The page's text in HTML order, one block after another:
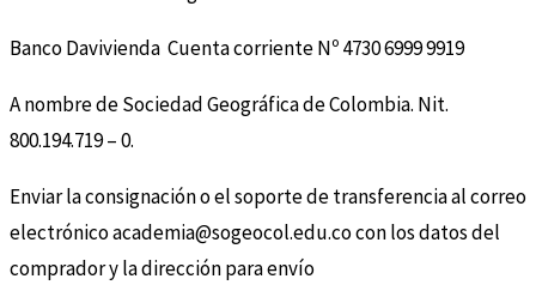
Banco Davivienda Cuenta corriente Nº 4730 6999 9919
A nombre de Sociedad Geográfica de Colombia. Nit.
800.194.719 – 0.
Enviar la consignación o el soporte de transferencia al correo
electrónico academia@sogeocol.edu.co con los datos del
comprador y la dirección para envío